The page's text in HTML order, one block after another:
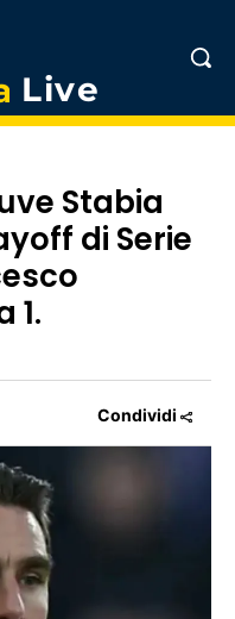
Live
Stabia
di Serie
1.
Condividi